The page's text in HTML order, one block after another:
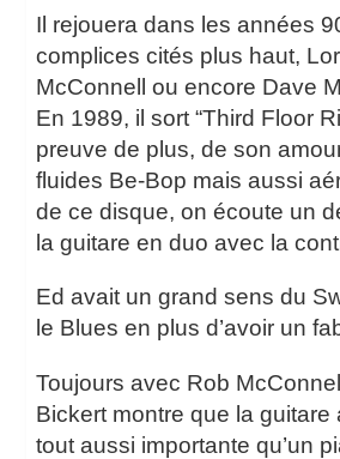
Il rejouera dans les années
complices cités plus haut,
McConnell ou encore Dave
En 1989, il sort “Third Floor
preuve de plus, de son
fluides Be-Bop mais aussi
de ce disque, on écoute un
la guitare en duo avec la
Ed avait un grand sens du
le Blues en plus d’avoir un
Toujours avec Rob
Bickert montre que la guitare
tout aussi importante qu’un